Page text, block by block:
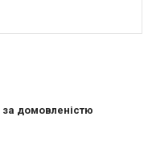
за домовленістю